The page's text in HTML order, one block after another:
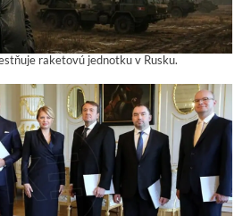
raketovú jednotku v Rusku.